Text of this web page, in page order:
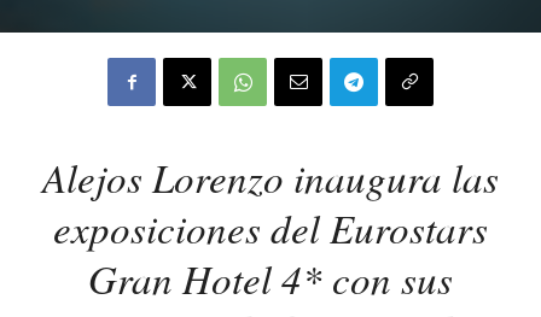
Alejos Lorenzo inaugura las
exposiciones del Eurostars
Gran Hotel 4* con sus